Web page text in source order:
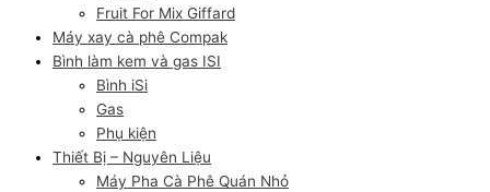
Fruit For Mix Giffard
Máy xay cà phê Compak
Bình làm kem và gas ISI
Bình iSi
Gas
Phụ kiện
Thiết Bị – Nguyên Liệu
Máy Pha Cà Phê Quán Nhỏ